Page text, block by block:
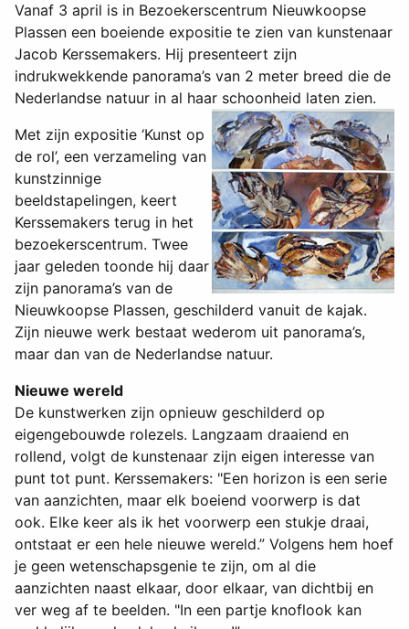
Vanaf 3 april is in Bezoekerscentrum Nieuwkoopse
Plassen een boeiende expositie te zien van kunstenaar
Jacob Kerssemakers. Hij presenteert zijn
indrukwekkende panorama’s van 2 meter breed die de
Nederlandse natuur in al haar schoonheid laten zien.
Met zijn expositie ‘Kunst op
de rol’, een verzameling van
kunstzinnige
beeldstapelingen, keert
Kerssemakers terug in het
bezoekerscentrum. Twee
jaar geleden toonde hij daar
zijn panorama’s van de
Nieuwkoopse Plassen, geschilderd vanuit de kajak.
Zijn nieuwe werk bestaat wederom uit panorama’s,
maar dan van de Nederlandse natuur.
Nieuwe wereld
De kunstwerken zijn opnieuw geschilderd op
eigengebouwde rolezels. Langzaam draaiend en
rollend, volgt de kunstenaar zijn eigen interesse van
punt tot punt. Kerssemakers: "Een horizon is een serie
van aanzichten, maar elk boeiend voorwerp is dat
ook. Elke keer als ik het voorwerp een stukje draai,
ontstaat er een hele nieuwe wereld.” Volgens hem hoef
je geen wetenschapsgenie te zijn, om al die
aanzichten naast elkaar, door elkaar, van dichtbij en
ver weg af te beelden. "In een partje knoflook kan